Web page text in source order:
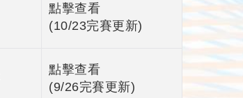
點擊查看
(10/23完賽更新)
點擊查看
(9/26完賽更新)